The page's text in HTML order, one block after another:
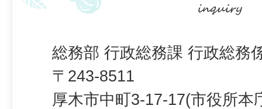
総務部 行政総務課 行政総務
〒243-8511
厚木市中町3-17-17(市役所本